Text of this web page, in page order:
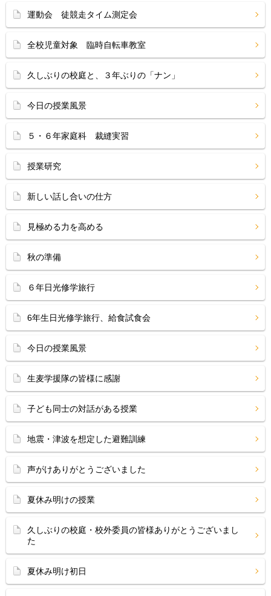
運動会 徒競走タイム測定会
全校児童対象 臨時自転車教室
久しぶりの校庭と、３年ぶりの「ナン」
今日の授業風景
５・６年家庭科 裁縫実習
授業研究
新しい話し合いの仕方
見極める力を高める
秋の準備
６年日光修学旅行
6年生日光修学旅行、給食試食会
今日の授業風景
生麦学援隊の皆様に感謝
子ども同士の対話がある授業
地震・津波を想定した避難訓練
声がけありがとうございました
夏休み明けの授業
久しぶりの校庭・校外委員の皆様ありがとうございまし
た
夏休み明け初日